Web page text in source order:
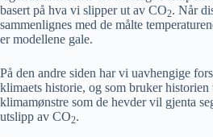
basert på hva vi slipper ut av CO2. Når
sammenlignes med de målte
er modellene gale.
På den andre siden har vi uavhengige
klimaets historie, og som bruker
klimamønstre som de hevder vil gjenta
utslipp av CO2.